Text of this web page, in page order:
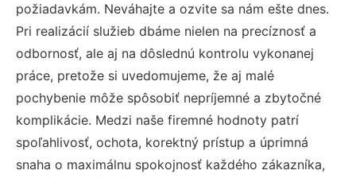
požiadavkám. Neváhajte a ozvite sa nám ešte dnes.
Pri realizácií služieb dbáme nielen na precíznosť a
odbornosť, ale aj na dôslednú kontrolu vykonanej
práce, pretože si uvedomujeme, že aj malé
pochybenie môže spôsobiť nepríjemné a zbytočné
komplikácie. Medzi naše firemné hodnoty patrí
spoľahlivosť, ochota, korektný prístup a úprimná
snaha o maximálnu spokojnosť každého zákazníka,